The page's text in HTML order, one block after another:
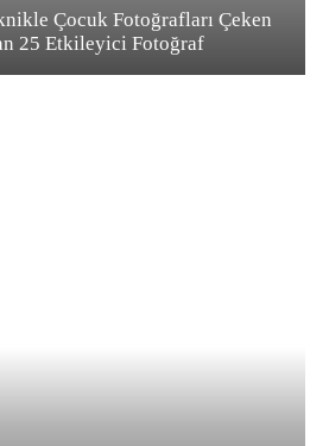
Çocuk Fotoğrafları Çeken
25 Etkileyici Fotoğraf